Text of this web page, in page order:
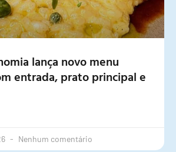
lança novo menu
entrada, prato principal e
Nenhum comentário